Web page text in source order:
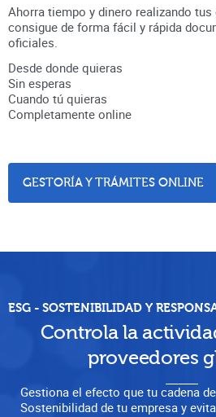
Ahorra tiempo y dinero realizando
consigue de forma fácil y rápida
oficiales.
Desde donde quieras
Sin esperas
Cuando tú quieras
Completamente online
GESTORÍA Y TRÁMITES ONLINE
ESG - SOSTENIBILIDAD Y
Controla la
proveedores
Gestiona el efecto que tu cadena
Sostenibilidad de tu empresa y